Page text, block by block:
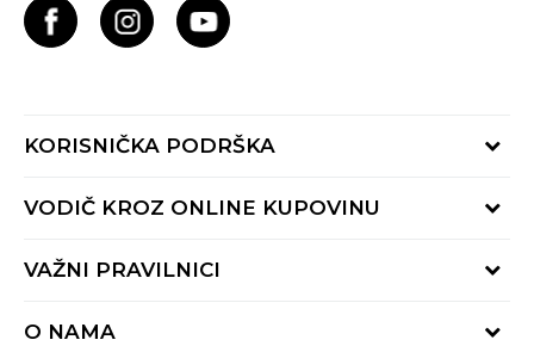
KORISNIČKA PODRŠKA
Provjeri status porudžbine
Radno vrijeme 9-16h
VODIČ KROZ ONLINE KUPOVINU
Načini isporuke
Reklamacije
VAŽNI PRAVILNICI
O NAMA